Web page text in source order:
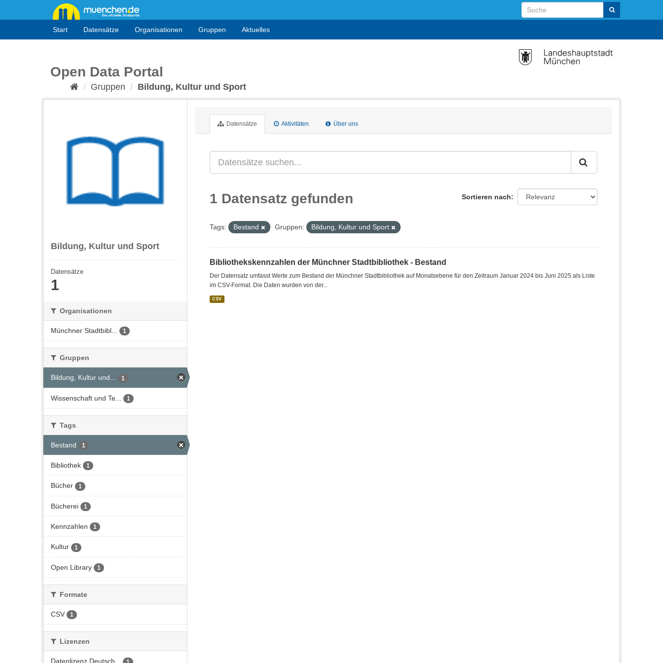
Start Datensätze Organisationen Gruppen Aktuelles
Open Data Portal
Gruppen Bildung, Kultur und Sport
Bildung, Kultur und Sport
Datensätze
1
Organisationen
Münchner Stadtbibl... 1
Gruppen
Bildung, Kultur und... 1
Wissenschaft und Te... 1
Tags
Bestand 1
Bibliothek 1
Bücher 1
Bücherei 1
Kennzahlen 1
Kultur 1
Open Library 1
Formate
CSV 1
Lizenzen
Datenlizenz Deutsch...
Datensätze Aktivitäten Über uns
Sortieren nach
1 Datensatz gefunden
Tags: Bestand Gruppen: Bildung, Kultur und Sport
Bibliothekskennzahlen der Münchner Stadtbibliothek - Bestand
Der Datensatz umfasst Werte zum Bestand der Münchner Stadtbibliothek auf Monatsebene für den Zeitraum Januar 2024 bis Juni 2025 als Liste
im CSV-Format. Die Daten wurden von der...
CSV